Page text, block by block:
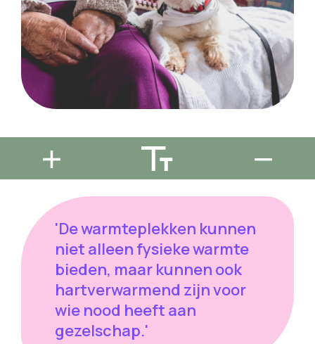
'De warmteplekken kunnen
niet alleen fysieke warmte
bieden, maar kunnen ook
hartverwarmend zijn voor
wie nood heeft aan
gezelschap.'